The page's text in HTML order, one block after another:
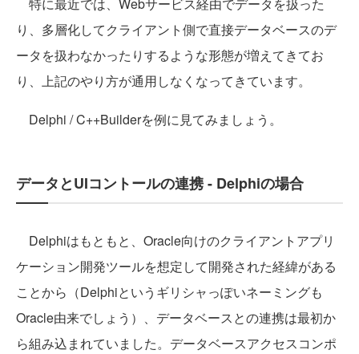
特に最近では、Webサービス経由でデータを扱った
り、多層化してクライアント側で直接データベースのデ
ータを扱わなかったりするような形態が増えてきてお
り、上記のやり方が通用しなくなってきています。
Delphi / C++Builderを例に見てみましょう。
データとUIコントールの連携 - Delphiの場合
Delphiはもともと、Oracle向けのクライアントアプリ
ケーション開発ツールを想定して開発された経緯がある
ことから（Delphiというギリシャっぽいネーミングも
Oracle由来でしょう）、データベースとの連携は最初か
ら組み込まれていました。データベースアクセスコンポ